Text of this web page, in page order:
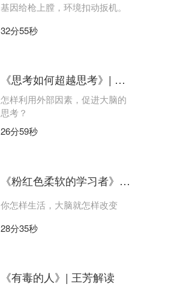
基因给枪上膛，环境扣动扳机。
32分55秒
《思考如何超越思考》| 陈章鱼解读
怎样利用外部因素，促进大脑的
思考？
26分59秒
《粉红色柔软的学习者》| 裴鹏程解读
你怎样生活，大脑就怎样改变
28分35秒
《有毒的人》| 王芳解读